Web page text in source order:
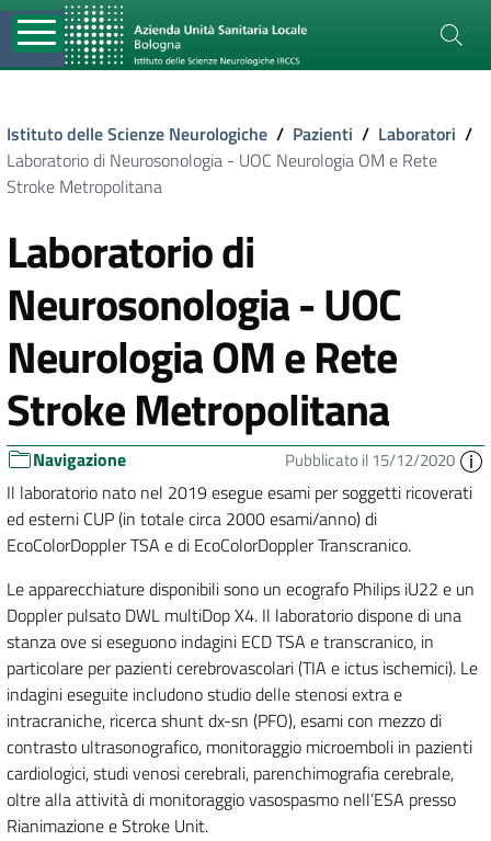
Istituto delle Scienze Neurologiche / Pazienti / Laboratori /
Laboratorio di Neurosonologia - UOC Neurologia OM e Rete
Stroke Metropolitana
Laboratorio di
Neurosonologia - UOC
Neurologia OM e Rete
Stroke Metropolitana
Navigazione Pubblicato il 15/12/2020
Il laboratorio nato nel 2019 esegue esami per soggetti ricoverati
ed esterni CUP (in totale circa 2000 esami/anno) di
EcoColorDoppler TSA e di EcoColorDoppler Transcranico.
Le apparecchiature disponibili sono un ecografo Philips iU22 e un
Doppler pulsato DWL multiDop X4. Il laboratorio dispone di una
stanza ove si eseguono indagini ECD TSA e transcranico, in
particolare per pazienti cerebrovascolari (TIA e ictus ischemici). Le
indagini eseguite includono studio delle stenosi extra e
intracraniche, ricerca shunt dx-sn (PFO), esami con mezzo di
contrasto ultrasonografico, monitoraggio microemboli in pazienti
cardiologici, studi venosi cerebrali, parenchimografia cerebrale,
oltre alla attività di monitoraggio vasospasmo nell’ESA presso
Rianimazione e Stroke Unit.